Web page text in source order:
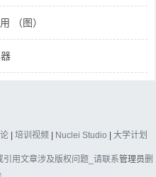
（图）
| 培训视频 | Nuclei Studio | 大学计划
用文章涉及版权问题_请联系管理员删